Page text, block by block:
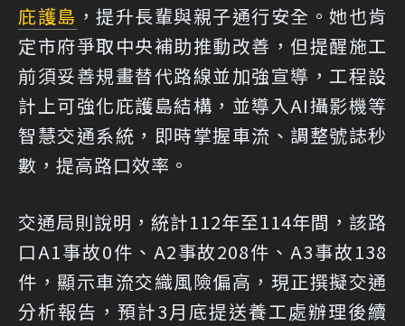
庇護島 ，提升長輩與親子通行安全。她也肯
定市府爭取中央補助推動改善，但提醒施工
前須妥善規畫替代路線並加強宣導，工程設
計上可強化庇護島結構，並導入AI攝影機等
智慧交通系統，即時掌握車流、調整號誌秒
數，提高路口效率。
交通局則說明，統計112年至114年間，該路
口A1事故0件、A2事故208件、A3事故138
件，顯示車流交織風險偏高，現正撰擬交通
分析報告，預計3月底提送養工處辦理後續